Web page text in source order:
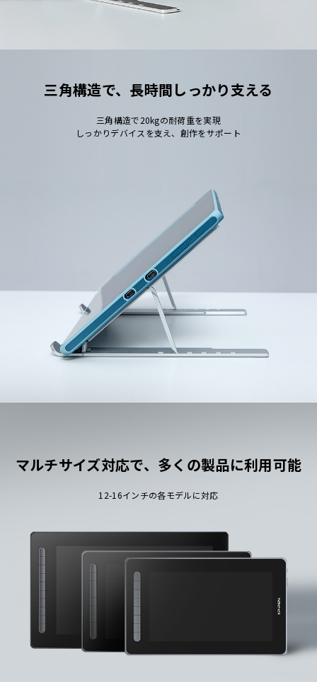
三角構造で、長時間しっかり支える
三角構造で20kgの耐荷重を実現
しっかりデバイスを支え、創作をサポート
マルチサイズ対応で、多くの製品に利用可能
12-16インチの各モデルに対応